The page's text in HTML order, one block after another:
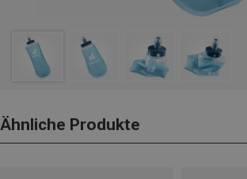
Ähnliche Produkte